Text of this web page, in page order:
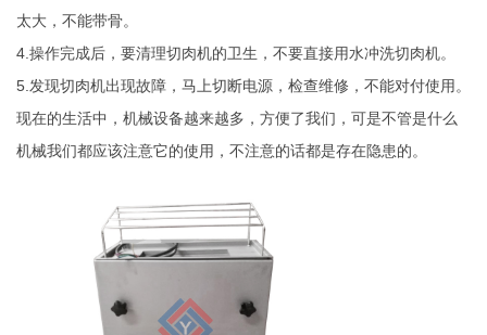
太大，不能带骨。
4.操作完成后，要清理切肉机的卫生，不要直接用水冲洗切肉机。
5.发现切肉机出现故障，马上切断电源，检查维修，不能对付使用。
现在的生活中，机械设备越来越多，方便了我们，可是不管是什么
机械我们都应该注意它的使用，不注意的话都是存在隐患的。